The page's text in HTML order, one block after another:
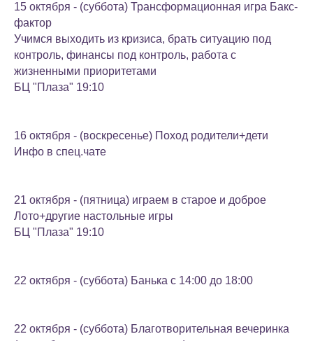
15 октября - (суббота) Трансформационная игра Бакс-
фактор
Учимся выходить из кризиса, брать ситуацию под
контроль, финансы под контроль, работа с
жизненными приоритетами
БЦ "Плаза" 19:10
16 октября - (воскресенье) Поход родители+дети
Инфо в спец.чате
21 октября - (пятница) играем в старое и доброе
Лото+другие настольные игры
БЦ "Плаза" 19:10
22 октября - (суббота) Банька с 14:00 до 18:00
22 октября - (суббота) Благотворительная вечеринка